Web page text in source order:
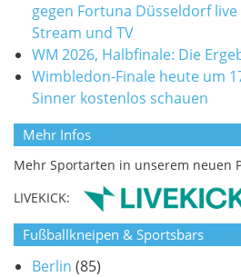
gegen Fortuna Düsseldorf
Stream und TV
WM 2026, Halbfinale: Die
Wimbledon-Finale heute um
Sinner kostenlos schauen
Mehr Infos
Mehr Sportarten in unserem neuen
LIVEKICK:
Fußballkneipen & Sportsbars
Berlin (85)